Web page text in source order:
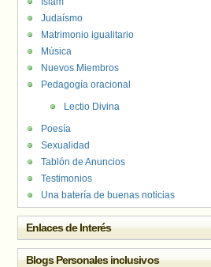
Judaísmo
Matrimonio igualitario
Música
Nuevos Miembros
Pedagogía oracional
Lectio Divina
Poesía
Sexualidad
Tablón de Anuncios
Testimonios
Una batería de buenas noticias
Enlaces de Interés
Blogs Personales inclusivos